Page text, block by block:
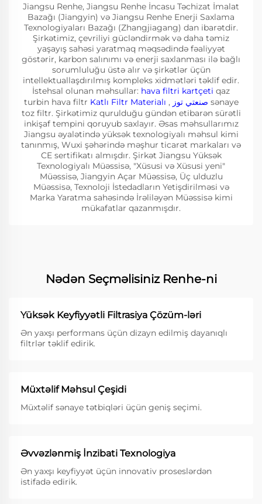
Jiangsu Renhe, Jiangsu Renhe İncasu Təchizat İmalat
Bazağı (Jiangyin) və Jiangsu Renhe Enerji Saxlama
Texnologiyaları Bazağı (Zhangjiagang) dan ibarətdir.
Şirkətimiz, çevriliyi gücləndirmək və daha təmiz
yaşayış sahəsi yaratmaq məqsədində fəaliyyət
göstərir, karbon salınımı və enerji saxlanması ilə bağlı
sorumluluğu üstə alır və şirkətlər üçün
intellektuallaşdırılmış kompleks xidmətləri təklif edir.
İstehsal olunan məhsullar: hava filtri kartçeti qaz
turbin hava filtr Katlı Filtr Materialı ,
sənaye
toz filtr. Şirkətimiz qurulduğu gündən etibarən sürətli
inkişaf tempini qoruyub saxlayır. Əsas məhsullarımız
Jiangsu əyalətində yüksək texnologiyalı məhsul kimi
tanınmış, Wuxi şəhərində məşhur ticarət markaları və
CE sertifikatı almışdır. Şirkət Jiangsu Yüksək
Texnologiyalı Müəssisə, "Xüsusi və Xüsusi yeni"
Müəssisə, Jiangyin Açar Müəssisə, Üç ulduzlu
Müəssisə, Texnoloji İstedadların Yetişdirilməsi və
Marka Yaratma sahəsində İrəliləyən Müəssisə kimi
mükafatlar qazanmışdır.
Nədən Seçməlisiniz Renhe-ni
Yüksək Keyfiyyətli Filtrasiya Çözüm-ləri
Ən yaxşı performans üçün dizayn edilmiş dayanıqlı
filtrlər təklif edirik.
Müxtəlif Məhsul Çeşidi
Müxtəlif sənaye tətbiqləri üçün geniş seçimi.
Əvvəzlənmiş İnzibati Texnologiya
Ən yaxşı keyfiyyət üçün innovativ proseslərdən
istifadə edirik.